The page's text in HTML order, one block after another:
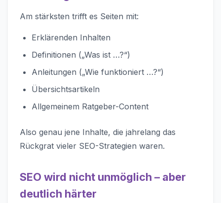
Am stärksten trifft es Seiten mit:
Erklärenden Inhalten
Definitionen („Was ist …?“)
Anleitungen („Wie funktioniert …?“)
Übersichtsartikeln
Allgemeinem Ratgeber-Content
Also genau jene Inhalte, die jahrelang das
Rückgrat vieler SEO-Strategien waren.
SEO wird nicht unmöglich – aber
deutlich härter